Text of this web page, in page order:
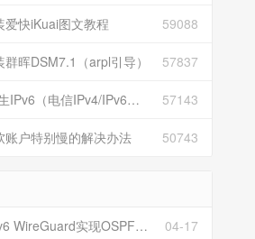
59088
快iKuai图文教程
57837
晖DSM7.1（arpl引导）
57143
RouterOS配置原生IPv6（电信IPv4/IPv6双栈）
50743
户特别慢的解决办法
04-17
RouterOS基于IPv6 WireGuard实现OSPF异地组网